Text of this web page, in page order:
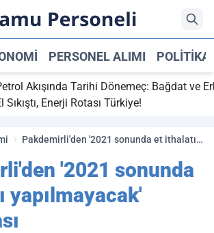
PERSONEL ALIMI POLITIKA
Akışında Tarihi Dönemeç: Bağdat ve Erbil
Enerji Rotası Türkiye!
Pakdemirli'den '2021 sonunda et ithalatı
'2021 sonunda
yapılmayacak'